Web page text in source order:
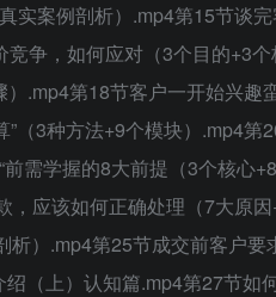
实案例剖析）.mp4第15节谈
争，如何应对（3个目的+3
.mp4第18节客户一开始兴趣
”（3种方法+9个模块）.mp4
需学握的8大前提（3个核心
，应该如何正确处理（7大原
）.mp4第25节成交前客户要
（上）认知篇.mp4第27节如